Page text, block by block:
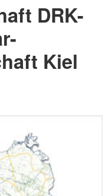
DRK-
Kiel